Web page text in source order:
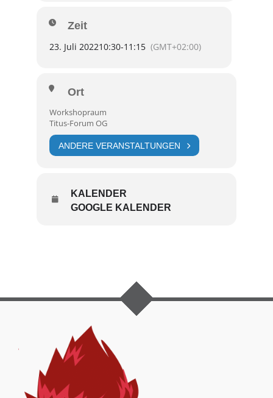
Hier geht es zur Anmeldung:
Zeit
23. Juli 202210:30-11:15 (GMT+02:00)
Ort
Workshopraum
Titus-Forum OG
ANDERE VERANSTALTUNGEN
KALENDER
GOOGLE KALENDER